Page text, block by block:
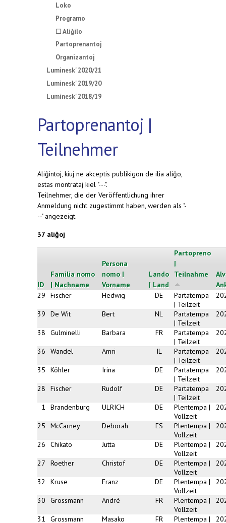
Loko
Programo
☐ Aliĝilo
Partoprenantoj
Organizantoj
Luminesk' 2020/21
Luminesk' 2019/20
Luminesk' 2018/19
Partoprenantoj |
Teilnehmer
Aliĝintoj, kiuj ne akceptis publikigon de ilia aliĝo,
estas montrataj kiel "---".
Teilnehmer, die der Veröffentlichung ihrer
Anmeldung nicht zugestimmt haben, werden als "-
--" angezeigt.
37 aliĝoj
ID
Familia nomo
| Nachname
Persona
nomo |
Vorname
Lando
| Land
Partopreno
|
Teilnahme
29
Fischer Hedwig DE
Partatempa
| Teilzeit
39 De Wit Bert NL
Partatempa
| Teilzeit
38 Gulminelli Barbara FR
Partatempa
| Teilzeit
36 Wandel Amri IL
Partatempa
| Teilzeit
35 Köhler Irina DE
Partatempa
| Teilzeit
28 Fischer Rudolf DE
Partatempa
| Teilzeit
1 Brandenburg ULRICH DE
Plentempa |
Vollzeit
25 McCarney Deborah ES
Plentempa |
Vollzeit
26 Chikato Jutta DE
Plentempa |
Vollzeit
27 Roether Christof DE
Plentempa |
Vollzeit
32 Kruse Franz DE
Plentempa |
Vollzeit
30 Grossmann André FR
Plentempa |
Vollzeit
31 Grossmann Masako FR Plentempa |